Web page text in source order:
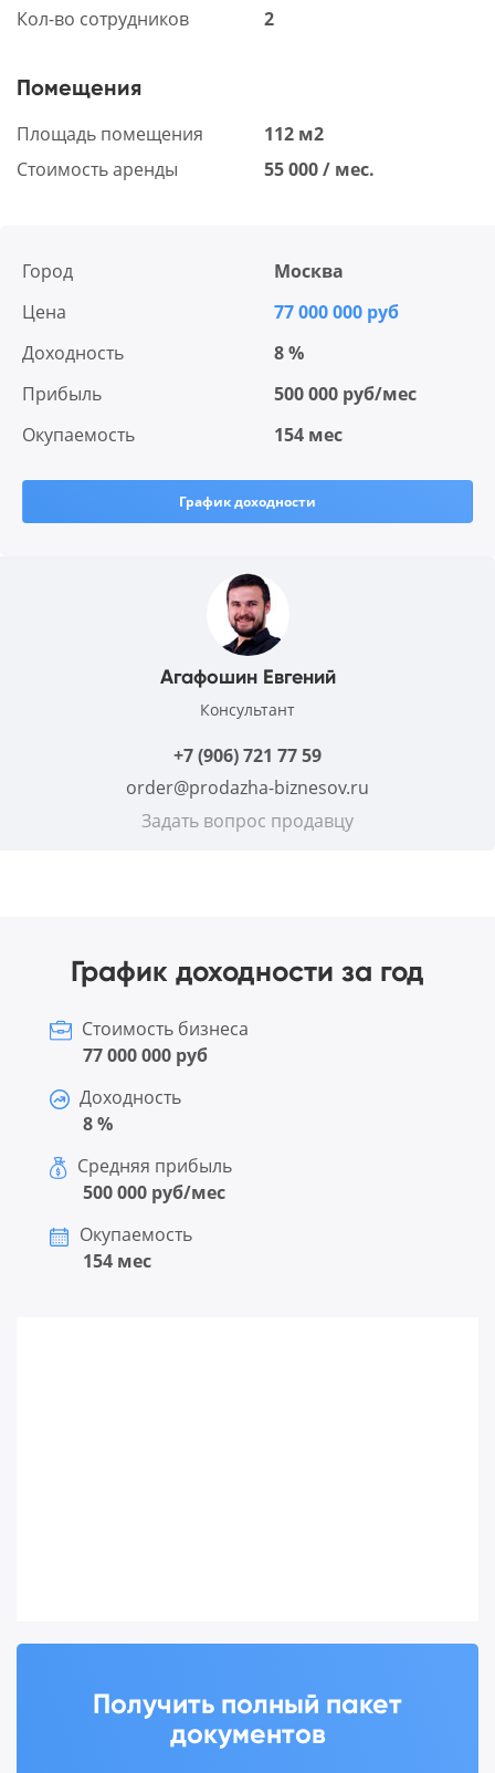
Кол-во сотрудников 2
Помещения
Площадь помещения
112 м2
Стоимость аренды
55 000 / мес.
Город
Москва
Цена
77 000 000 руб
Доходность
8 %
Прибыль
500 000 руб/мес
Окупаемость
154 мес
График доходности
Агафошин Евгений
Консультант
+7 (906) 721 77 59
order@prodazha-biznesov.ru
Задать вопрос продавцу
График доходности за год
Стоимость бизнеса
77 000 000 руб
Доходность
8 %
Средняя прибыль
500 000 руб/мес
Окупаемость
154 мес
Получить полный пакет
документов